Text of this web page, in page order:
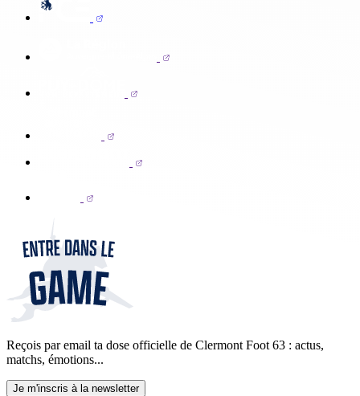
Reçois par email ta dose officielle de Clermont Foot 63 : actus,
matchs, émotions...
Je m'inscris à la newsletter